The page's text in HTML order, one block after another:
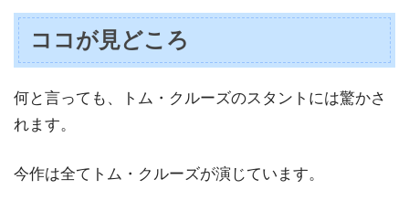
ココが見どころ
何と言っても、トム・クルーズのスタントには驚かさ
れます。
今作は全てトム・クルーズが演じています。